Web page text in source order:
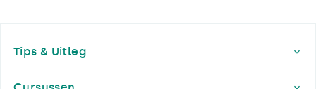
Tips & Uitleg